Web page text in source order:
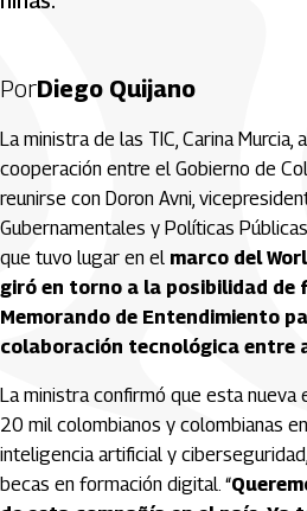
PorDiego Quijano
La ministra de las TIC, Carina Murcia,
cooperación entre el Gobierno de
reunirse con Doron Avni,
Gubernamentales y Políticas
que tuvo lugar en el marco del
giró en torno a la posibilidad de
Memorando de Entendimiento
colaboración tecnológica entre
La ministra confirmó que esta
20 mil colombianos y colombianas
inteligencia artificial y
becas en formación digital. “